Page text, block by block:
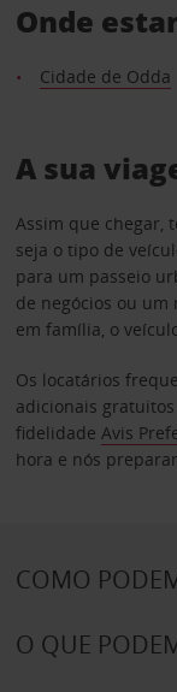
Onde
Cidade de Odda
A sua
Assim que chegar,
seja o tipo de
para um passeio
de negócios ou um
em família, o
Os locatários
adicionais
fidelidade Avis
hora e nós
COMO
O QUE